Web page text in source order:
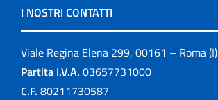
I NOSTRI CONTATTI
Viale Regina Elena 299, 00161 – Roma (I)
Partita I.V.A. 03657731000
C.F. 80211730587